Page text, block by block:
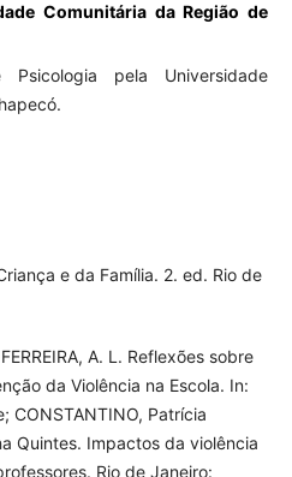
Comunitária da Região de
pela Universidade
e da Família. 2. ed. Rio de
A. L. Reflexões sobre
da Violência na Escola. In:
CONSTANTINO, Patrícia
Quintes. Impactos da violência
Rio de Janeiro: